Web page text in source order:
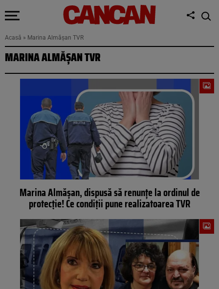
Acasă » Marina Almășan TVR
MARINA ALMĂȘAN TVR
Marina Almășan, dispusă să renunțe la ordinul de
protecție! Ce condiții pune realizatoarea TVR